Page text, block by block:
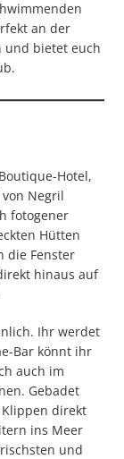
an der
und bietet euch
Hotel,
Negril
fotogener
Hütten
die Fenster
hinaus auf
Ihr werdet
Bar könnt ihr
auch im
Gebadet
direkt
ins Meer
und